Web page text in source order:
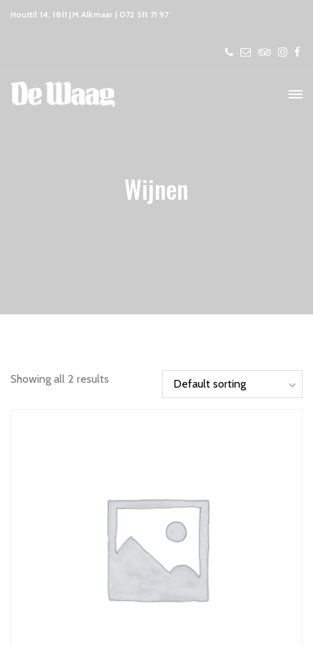
Houttil 14, 1811 JM Alkmaar | 072 511 71 97
Wijnen
Showing all 2 results